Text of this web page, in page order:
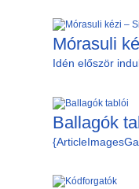
Mórasuli
Idén először
Ballagók